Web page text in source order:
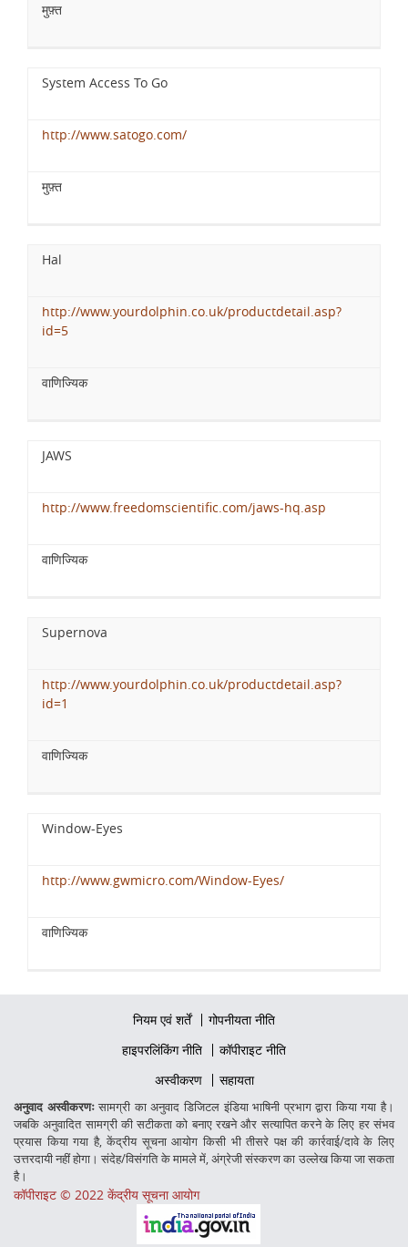
मुफ़्त
System Access To Go
http://www.satogo.com/
मुफ़्त
Hal
http://www.yourdolphin.co.uk/productdetail.asp?
id=5
वाणिज्यिक
JAWS
http://www.freedomscientific.com/jaws-hq.asp
वाणिज्यिक
Supernova
http://www.yourdolphin.co.uk/productdetail.asp?
id=1
वाणिज्यिक
Window-Eyes
http://www.gwmicro.com/Window-Eyes/
वाणिज्यिक
नियम एवं शर्तें गोपनीयता नीति
हाइपरलिंकिंग नीति कॉपीराइट नीति
Secondmenu
अस्वीकरण सहायता
अनुवाद अस्वीकरणःसामग्री का अनुवाद डिजिटल इंडिया भाषिनी प्रभाग द्वारा किया गया है।
जबकि अनुवादित सामग्री की सटीकता को बनाए रखने और सत्यापित करने के लिए हर संभव
प्रयास किया गया है, केंद्रीय सूचना आयोग किसी भी तीसरे पक्ष की कार्रवाई/दावे के लिए
उत्तरदायी नहीं होगा। संदेह/विसंगति के मामले में, अंग्रेजी संस्करण का उल्लेख किया जा सकता
है।
कॉपीराइट © 2022 केंद्रीय सूचना आयोग